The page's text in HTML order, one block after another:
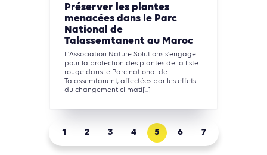
Préserver les plantes
menacées dans le Parc
National de
Talassemtanent au Maroc
L'Association Nature Solutions s'engage
pour la protection des plantes de la liste
rouge dans le Parc national de
Talassemtanent, affectées par les effets
du changement climati[...]
1 2 3 4 5 6 7